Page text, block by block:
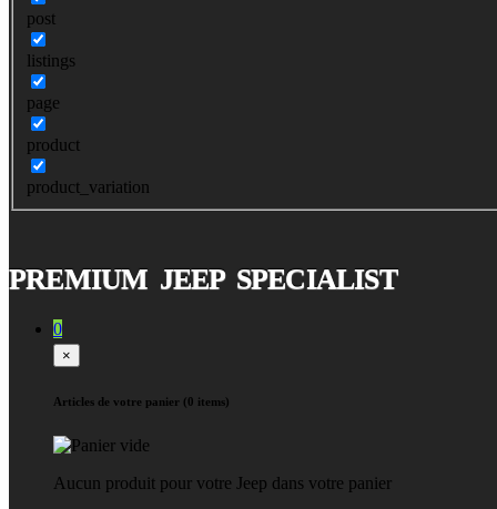
post
listings
page
product
product_variation
PREMIUM JEEP SPECIALIST
0
×
Articles de votre panier (0 items)
Aucun produit pour votre Jeep dans votre panier